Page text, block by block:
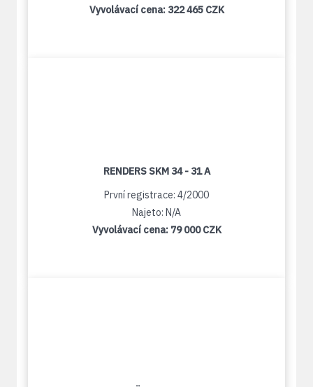
Vyvolávací cena: 322 465 CZK
RENDERS SKM 34 - 31 A
První registrace: 4/2000
Najeto: N/A
Vyvolávací cena: 79 000 CZK